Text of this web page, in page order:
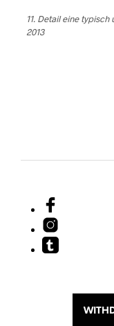
11. Detail eine
2013